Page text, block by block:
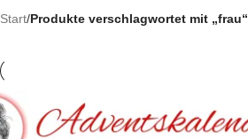
Start/Produkte verschlagwortet mit „frau“